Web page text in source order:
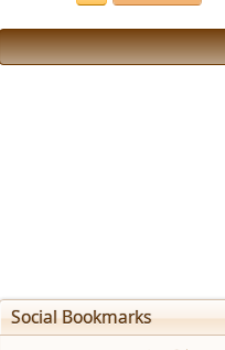
Social Bookmarks